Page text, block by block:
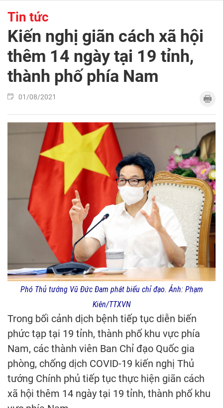
Tin tức
Kiến nghị giãn cách xã hội
thêm 14 ngày tại 19 tỉnh,
thành phố phía Nam
01/08/2021
Phó Thủ tướng Vũ Đức Đam phát biểu chỉ đạo. Ảnh: Phạm
Kiên/TTXVN
Trong bối cảnh dịch bệnh tiếp tục diễn biến
phức tạp tại 19 tỉnh, thành phố khu vực phía
Nam, các thành viên Ban Chỉ đạo Quốc gia
phòng, chống dịch COVID-19 kiến nghị Thủ
tướng Chính phủ tiếp tục thực hiện giãn cách
xã hội thêm 14 ngày tại 19 tỉnh, thành phố khu